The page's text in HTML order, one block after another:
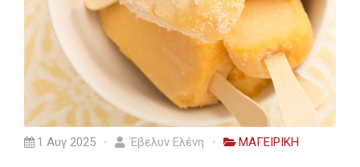
1 Αυγ 2025 Έβελυν Ελένη ΜΑΓΕΙΡΙΚΗ